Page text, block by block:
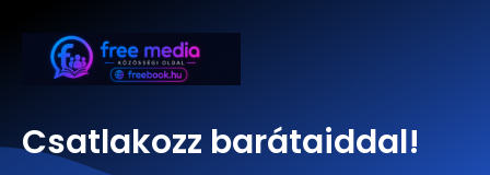
Csatlakozz barátaiddal!